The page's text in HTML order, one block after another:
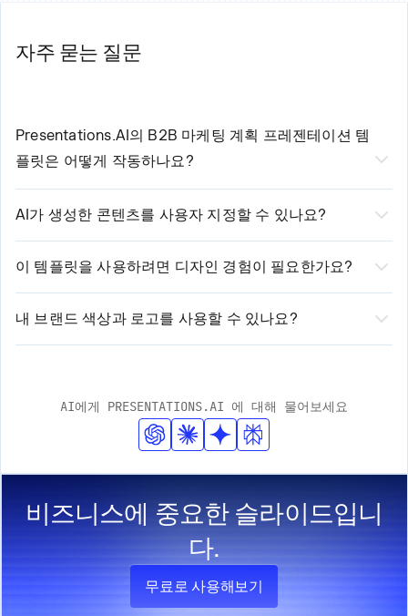
자주 묻는 질문
Presentations.AI의 B2B 마케팅 계획 프레젠테이션 템
플릿은 어떻게 작동하나요?
저희 AI 기반B2B 마케팅 계획 템플릿 분석세 가지
간단한 단계로 제작 과정을 간소화합니다:
1. 템플릿을 선택하고 기본 요구 사항을 입력하세요.
2. 저희 AI가 고객님의 입력을 분석하여 맞춤형 콘텐츠를 생성합니
지정하세요.
AI가 생성한 콘텐츠를 사용자 지정할 수 있나요?
네, 물론이죠! 저희 AI가 전문가 수준의 초기 콘텐츠를 생성
하지만, 모든 제어권은 고객님께 있습니다. 텍스트를 편집
하고, 레이아웃을 수정하고, 스타일을 조정하고, 필요에 따
라 섹션을 추가하거나 제거할 수 있습니다. 저희 플랫폼은
자동화된 제안과 수동 사용자 지정 옵션을 모두 제공합니
이 템플릿을 사용하려면 디자인 경험이 필요한가요?
디자인 경험이 없어도 괜찮습니다! 저희 AI 기반 플랫폼이
디자인 요소를 자동으로 처리합니다. 고객님은 콘텐츠에만
집중하세요. 저희가 전문적이고 세련되게 보이도록 보장합
내 브랜드 색상과 로고를 사용할 수 있나요?
네! 저희 템플릿은 완벽한 브랜드 맞춤화를 지원합니다. 로
서 프레젠테이션 전체에 이러한 요소들을 자동으로 적용할
AI에게 PRESENTATIONS.AI 에 대해 물어보세요
비즈니스에 중요한 슬라이드입니
다.
무료로 사용해보기